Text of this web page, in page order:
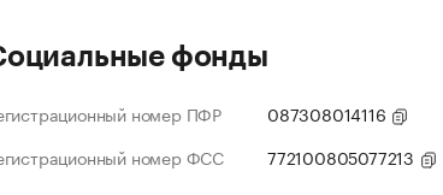
фонды
номер ПФР
087308014116
номер ФСС
772100805077213